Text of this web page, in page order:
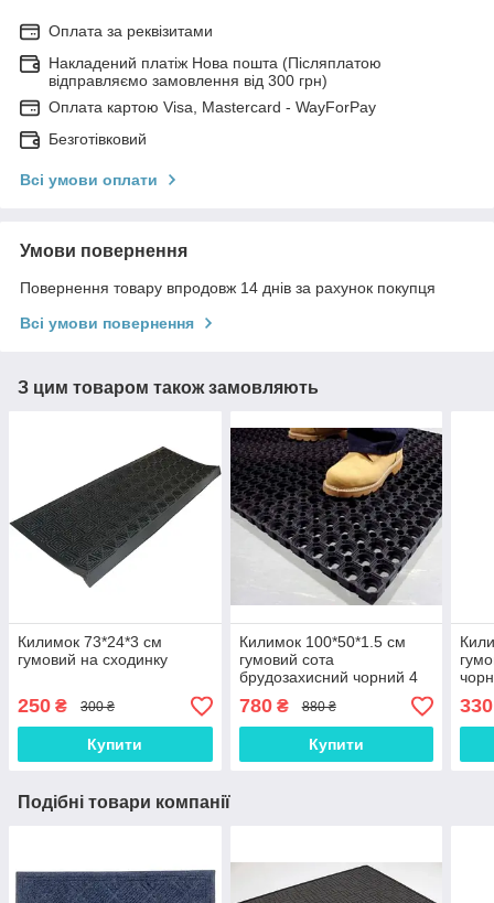
Оплата за реквізитами
Накладений платіж Нова пошта (Післяплатою
відправляємо замовлення від 300 грн)
Оплата картою Visa, Mastercard - WayForPay
Безготівковий
Всі умови оплати
Умови повернення
Повернення товару впродовж 14 днів за рахунок покупця
Всі умови повернення
З цим товаром також замовляють
Килимок 73*24*3 см
гумовий на сходинку
250 ₴ 300 ₴
Купити
Килимок 100*50*1.5 см
гумовий сота
брудозахисний чорний 4
кг (К38)
780₴ 880 ₴
Купити
330
Подібні товари компанії